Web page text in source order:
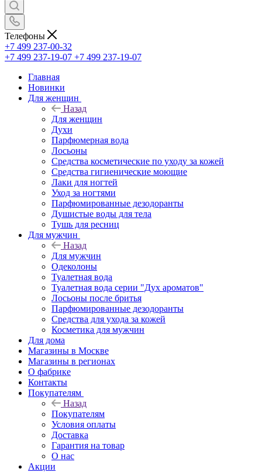
Телефоны
+7 499 237-00-32
+7 499 237-19-07 +7 499 237-19-07
Главная
Новинки
Для женщин
Назад
Для женщин
Духи
Парфюмерная вода
Лосьоны
Средства косметические по уходу за кожей
Средства гигиенические моющие
Лаки для ногтей
Уход за ногтями
Парфюмированные дезодоранты
Душистые воды для тела
Тушь для ресниц
Для мужчин
Назад
Для мужчин
Одеколоны
Туалетная вода
Туалетная вода серии "Дух ароматов"
Лосьоны после бритья
Парфюмированные дезодоранты
Средства для ухода за кожей
Косметика для мужчин
Для дома
Магазины в Москве
Магазины в регионах
О фабрике
Контакты
Покупателям
Назад
Покупателям
Условия оплаты
Доставка
Гарантия на товар
О нас
Акции